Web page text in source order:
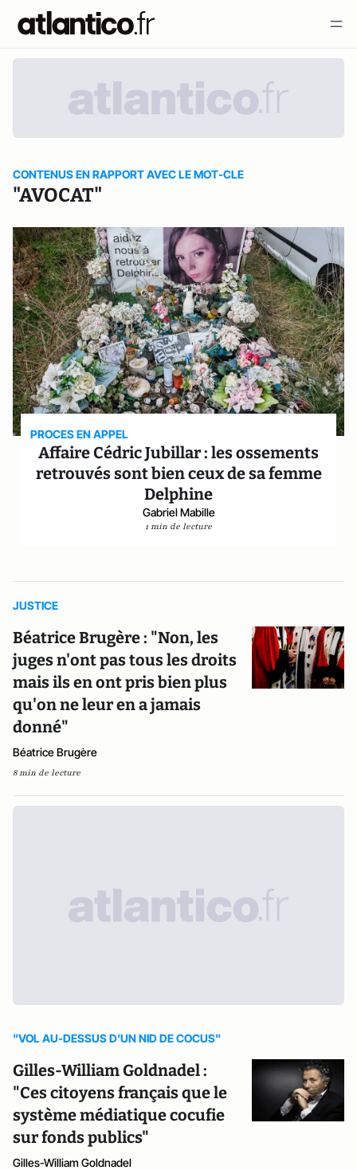
CONTENUS EN RAPPORT AVEC LE MOT-CLE
"AVOCAT"
PROCES EN APPEL
Affaire Cédric Jubillar : les ossements
retrouvés sont bien ceux de sa femme
Delphine
Gabriel Mabille
1 min de lecture
JUSTICE
Béatrice Brugère : "Non, les
juges n'ont pas tous les droits
mais ils en ont pris bien plus
qu'on ne leur en a jamais
donné"
Béatrice Brugère
8 min de lecture
"VOL AU-DESSUS D'UN NID DE COCUS"
Gilles-William Goldnadel :
"Ces citoyens français que le
système médiatique cocufie
sur fonds publics"
Gilles-William Goldnadel